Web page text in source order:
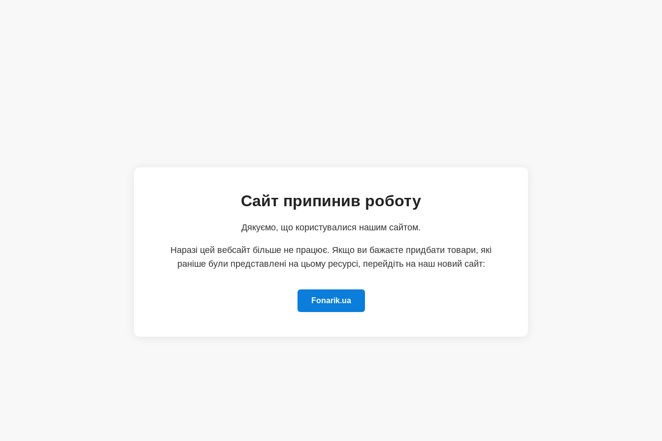
Сайт припинив роботу
Дякуємо, що користувалися нашим сайтом.
Наразі цей вебсайт більше не працює. Якщо ви бажаєте придбати товари, які
раніше були представлені на цьому ресурсі, перейдіть на наш новий сайт:
Fonarik.ua